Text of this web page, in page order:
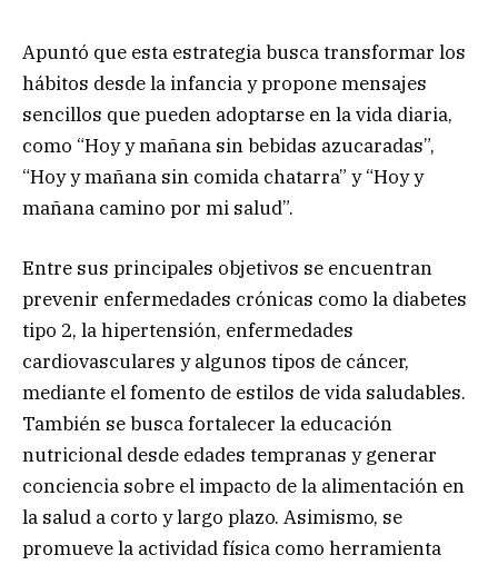
Apuntó que esta estrategia busca transformar los
hábitos desde la infancia y propone mensajes
sencillos que pueden adoptarse en la vida diaria,
como “Hoy y mañana sin bebidas azucaradas”,
“Hoy y mañana sin comida chatarra” y “Hoy y
mañana camino por mi salud”.
Entre sus principales objetivos se encuentran
prevenir enfermedades crónicas como la diabetes
tipo 2, la hipertensión, enfermedades
cardiovasculares y algunos tipos de cáncer,
mediante el fomento de estilos de vida saludables.
También se busca fortalecer la educación
nutricional desde edades tempranas y generar
conciencia sobre el impacto de la alimentación en
la salud a corto y largo plazo. Asimismo, se
promueve la actividad física como herramienta